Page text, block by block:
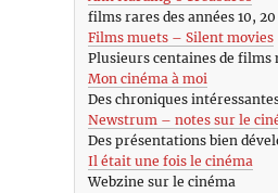
films rares des années 10, 20
Films muets – Silent movies
Plusieurs centaines de films
Mon cinéma à moi
Des chroniques
Newstrum – notes sur le
Des présentations bien
Il était une fois le cinéma
Webzine sur le cinéma